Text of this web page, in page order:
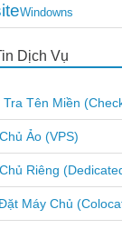
Windowns
Dịch Vụ
Tra Tên Miền
Ảo (VPS)
Riêng
Máy Chủ